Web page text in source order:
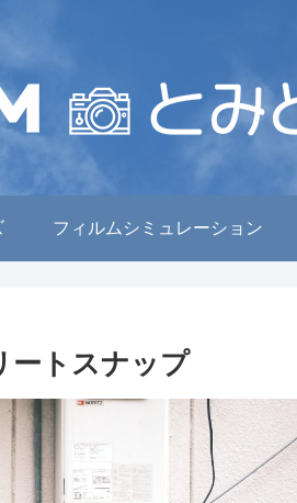
フィルムシミュレーション
ートスナップ